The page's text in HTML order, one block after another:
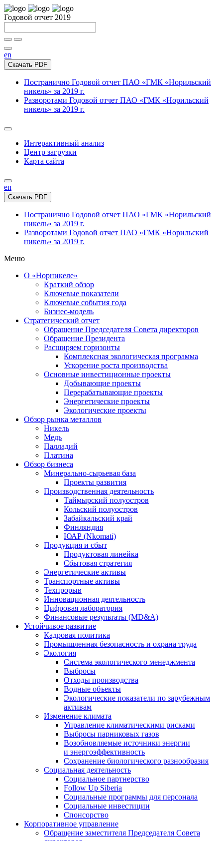
Годовой отчет 2019
en
Скачать PDF
Постранично Годовой отчет ПАО «ГМК «Норильский
никель» за 2019 г.
Разворотами Годовой отчет ПАО «ГМК «Норильский
никель» за 2019 г.
Интерактивный анализ
Центр загрузки
Карта сайта
en
Скачать PDF
Постранично Годовой отчет ПАО «ГМК «Норильский
никель» за 2019 г.
Разворотами Годовой отчет ПАО «ГМК «Норильский
никель» за 2019 г.
Меню
О «Норникеле»
Краткий обзор
Ключевые показатели
Ключевые события года
Бизнес-модель
Стратегический отчет
Обращение Председателя Совета директоров
Обращение Президента
Расширяем горизонты
Комплексная экологическая программа
Ускорение роста производства
Основные инвестиционные проекты
Добывающие проекты
Перерабатывающие проекты
Энергетические проекты
Экологические проекты
Обзор рынка металлов
Никель
Медь
Палладий
Платина
Обзор бизнеса
Минерально-сырьевая база
Проекты развития
Производственная деятельность
Таймырский полуостров
Кольский полуостров
Забайкальский край
Финляндия
ЮАР (Nkomati)
Продукция и сбыт
Продуктовая линейка
Сбытовая стратегия
Энергетические активы
Транспортные активы
Техпрорыв
Инновационная деятельность
Цифровая лаборатория
Финансовые результаты (MD&A)
Устойчивое развитие
Кадровая политика
Промышленная безопасность и охрана труда
Экология
Система экологического менеджмента
Выбросы
Отходы производства
Водные объекты
Экологические показатели по зарубежным
активам
Изменение климата
Управление климатическими рисками
Выбросы парниковых газов
Возобновляемые источники энергии
и энергоэффективность
Сохранение биологического разнообразия
Социальная деятельность
Социальное партнерство
Follow Up Siberia
Социальные программы для персонала
Социальные инвестиции
Спонсорство
Корпоративное управление
Обращение заместителя Председателя Совета